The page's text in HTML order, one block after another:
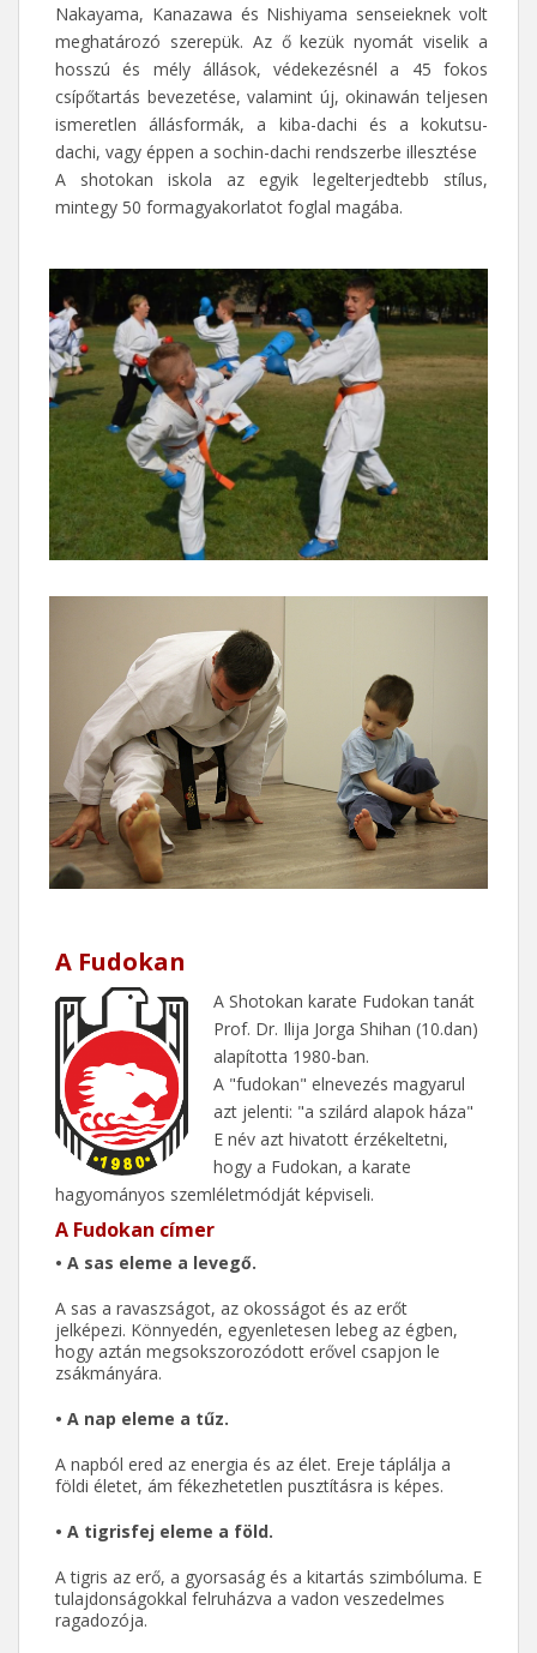
Nakayama, Kanazawa és Nishiyama senseieknek volt
meghatározó szerepük. Az ő kezük nyomát viselik a
hosszú és mély állások, védekezésnél a 45 fokos
csípőtartás bevezetése, valamint új, okinawán teljesen
ismeretlen állásformák, a kiba-dachi és a kokutsu-
dachi, vagy éppen a sochin-dachi rendszerbe illesztése
A shotokan iskola az egyik legelterjedtebb stílus,
mintegy 50 formagyakorlatot foglal magába.
A Fudokan
A Shotokan karate Fudokan tanát
Prof. Dr. Ilija Jorga Shihan (10.dan)
alapította 1980-ban.
A "fudokan" elnevezés magyarul
azt jelenti: "a szilárd alapok háza"
E név azt hivatott érzékeltetni,
hogy a Fudokan, a karate
hagyományos szemléletmódját képviseli.
A Fudokan címer
• A sas eleme a levegő.
A sas a ravaszságot, az okosságot és az erőt
jelképezi. Könnyedén, egyenletesen lebeg az égben,
hogy aztán megsokszorozódott erővel csapjon le
zsákmányára.
• A nap eleme a tűz.
A napból ered az energia és az élet. Ereje táplálja a
földi életet, ám fékezhetetlen pusztításra is képes.
• A tigrisfej eleme a föld.
A tigris az erő, a gyorsaság és a kitartás szimbóluma. E
tulajdonságokkal felruházva a vadon veszedelmes
ragadozója.